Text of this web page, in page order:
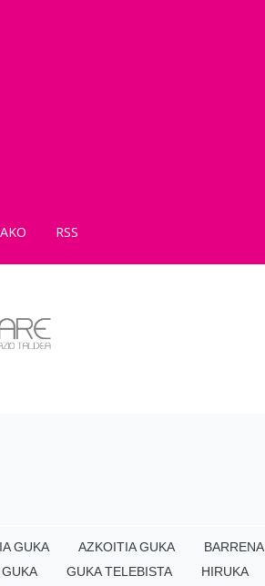
RSS
GUKA AZKOITIA GUKA
BARRENA
GUKA GUKA TELEBISTA HIRUKA